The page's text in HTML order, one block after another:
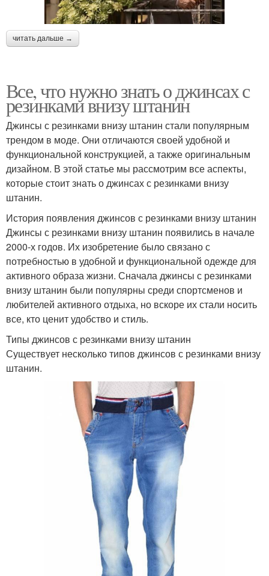
читать дальше →
Все, что нужно знать о джинсах с
резинками внизу штанин
Джинсы с резинками внизу штанин стали популярным
трендом в моде. Они отличаются своей удобной и
функциональной конструкцией, а также оригинальным
дизайном. В этой статье мы рассмотрим все аспекты,
которые стоит знать о джинсах с резинками внизу
штанин.
История появления джинсов с резинками внизу штанин
Джинсы с резинками внизу штанин появились в начале
2000-х годов. Их изобретение было связано с
потребностью в удобной и функциональной одежде для
активного образа жизни. Сначала джинсы с резинками
внизу штанин были популярны среди спортсменов и
любителей активного отдыха, но вскоре их стали носить
все, кто ценит удобство и стиль.
Типы джинсов с резинками внизу штанин
Существует несколько типов джинсов с резинками внизу
штанин.